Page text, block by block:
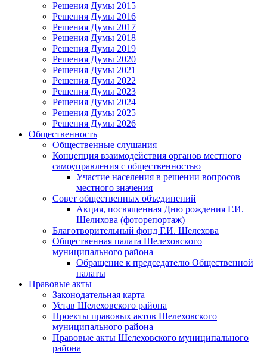
Решения Думы 2015
Решения Думы 2016
Решения Думы 2017
Решения Думы 2018
Решения Думы 2019
Решения Думы 2020
Решения Думы 2021
Решения Думы 2022
Решения Думы 2023
Решения Думы 2024
Решения Думы 2025
Решения Думы 2026
Общественность
Общественные слушания
Концепция взаимодействия органов местного
самоуправления с общественностью
Участие населения в решении вопросов
местного значения
Совет общественных объединений
Акция, посвященная Дню рождения Г.И.
Шелихова (фоторепортаж)
Благотворительный фонд Г.И. Шелехова
Общественная палата Шелеховского
муниципального района
Обращение к председателю Общественной
палаты
Правовые акты
Законодательная карта
Устав Шелеховского района
Проекты правовых актов Шелеховского
муниципального района
Правовые акты Шелеховского муниципального
района